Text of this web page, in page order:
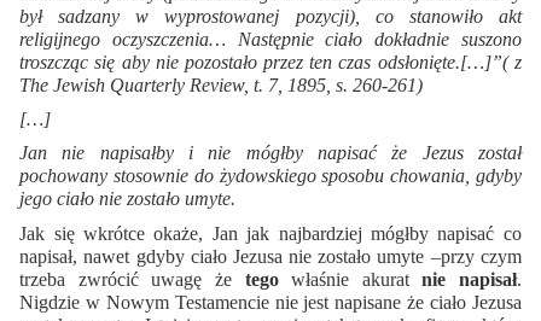
był sadzany w wyprostowanej pozycji), co stanowiło akt
religijnego oczyszczenia… Następnie ciało dokładnie suszono
troszcząc się aby nie pozostało przez ten czas odsłonięte.[…]”( z
The Jewish Quarterly Review, t. 7, 1895, s. 260-261)
[…]
Jan nie napisałby i nie mógłby napisać że Jezus został
pochowany stosownie do żydowskiego sposobu chowania, gdyby
jego ciało nie zostało umyte.
Jak się wkrótce okaże, Jan jak najbardziej mógłby napisać co
napisał, nawet gdyby ciało Jezusa nie zostało umyte –przy czym
trzeba zwrócić uwagę że tegowłaśnie akuratnie napisał.
Nigdzie w Nowym Testamencie nie jest napisane że ciało Jezusa